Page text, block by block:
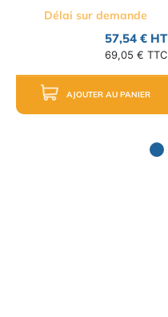
Délai sur demande
57,54 € HT
69,05 € TTC
AJOUTER AU PANIER